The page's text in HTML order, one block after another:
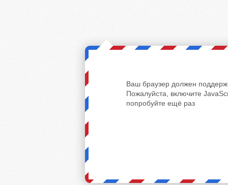
Ваш браузер должен
Пожалуйста, включите
попробуйте ещё раз